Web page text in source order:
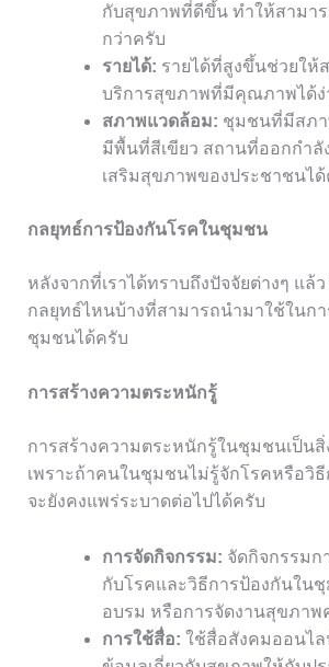
กับสุขภาพที่ดีขึ้น ทำให้สามา
กว่าครับ
รายได้: รายได้ที่สูงขึ้นช่วยให้
บริการสุขภาพที่มีคุณภาพได้ง่
สภาพแวดล้อม: ชุมชนที่มีสภา
มีพื้นที่สีเขียว สถานที่ออกกำลั
เสริมสุขภาพของประชาชนไ
กลยุทธ์การป้องกันโรคในชุมชน
หลังจากที่เราได้ทราบถึงปัจจัยต่างๆ แล้
กลยุทธ์ไหนบ้างที่สามารถนำมาใช้ในก
ชุมชนได้ครับ
การสร้างความตระหนักรู้
การสร้างความตระหนักรู้ในชุมชนเป็น
เพราะถ้าคนในชุมชนไม่รู้จักโรคหรือวิ
จะยังคงแพร่ระบาดต่อไปได้ครับ
การจัดกิจกรรม: จัดกิจกรรมก
กับโรคและวิธีการป้องกันใน
อบรม หรือการจัดงานสุขภาพ
การใช้สื่อ: ใช้สื่อสังคมออนไล